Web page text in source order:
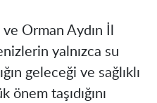
Orman Aydın İl
yalnızca su
geleceği ve sağlıklı
önem taşıdığını